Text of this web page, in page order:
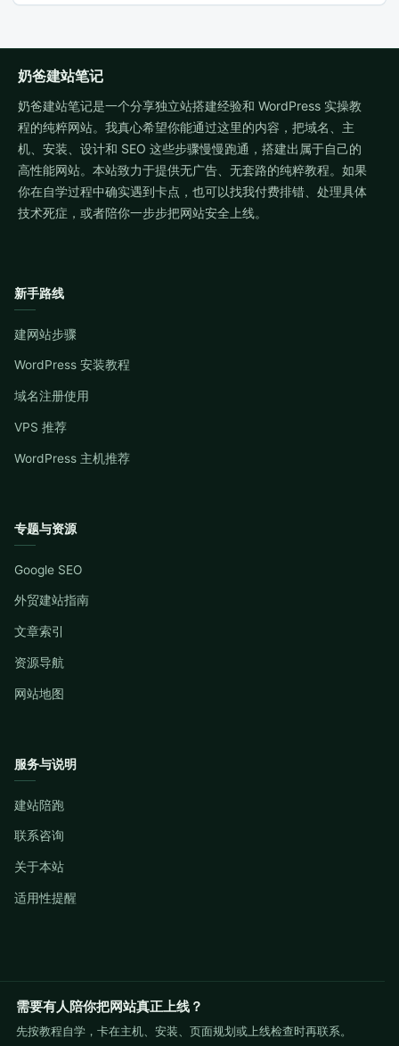
奶爸建站笔记
奶爸建站笔记是一个分享独立站搭建经验和 WordPress 实操教
程的纯粹网站。我真心希望你能通过这里的内容，把域名、主
机、安装、设计和 SEO 这些步骤慢慢跑通，搭建出属于自己的
高性能网站。本站致力于提供无广告、无套路的纯粹教程。如果
你在自学过程中确实遇到卡点，也可以找我付费排错、处理具体
技术死症，或者陪你一步步把网站安全上线。
新手路线
建网站步骤
WordPress 安装教程
域名注册使用
VPS 推荐
WordPress 主机推荐
专题与资源
Google SEO
外贸建站指南
文章索引
资源导航
网站地图
服务与说明
建站陪跑
联系咨询
关于本站
适用性提醒
需要有人陪你把网站真正上线？
先按教程自学，卡在主机、安装、页面规划或上线检查时再联系。